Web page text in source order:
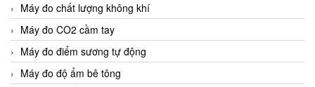
Máy đo chất lượng không khí
Máy đo CO2 cầm tay
Máy đo điểm sương tự động
Máy đo độ ẩm bê tông